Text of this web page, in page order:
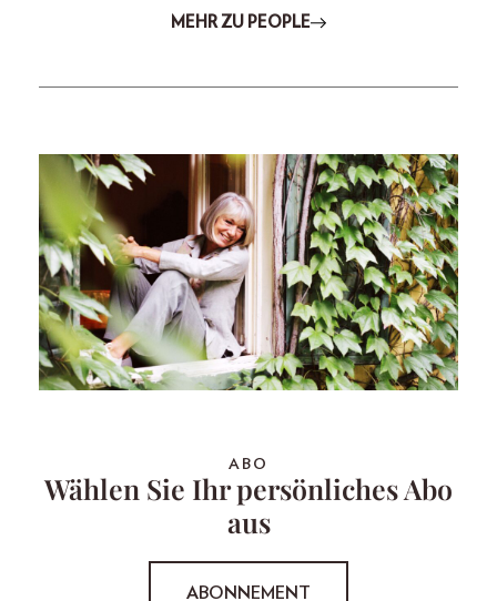
MEHR ZU PEOPLE
ABO
Wählen Sie Ihr persönliches Abo
aus
ABONNEMENT